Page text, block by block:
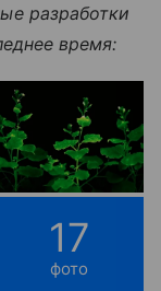
разработки
время:
17
фото